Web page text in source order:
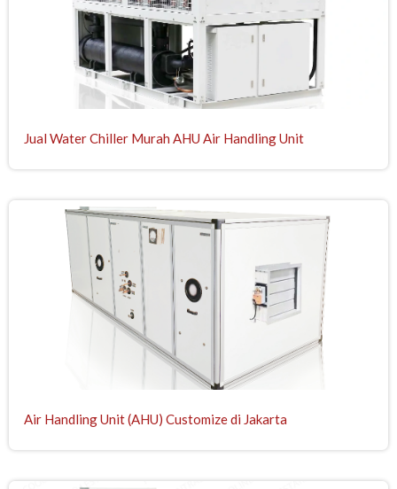
Jual Water Chiller Murah AHU Air Handling Unit
Air Handling Unit (AHU) Customize di Jakarta